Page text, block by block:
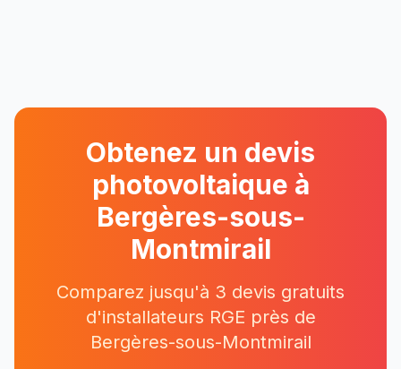
Obtenez un devis
photovoltaique à
Bergères-sous-
Montmirail
Comparez jusqu'à 3 devis gratuits
d'installateurs RGE près de
Bergères-sous-Montmirail